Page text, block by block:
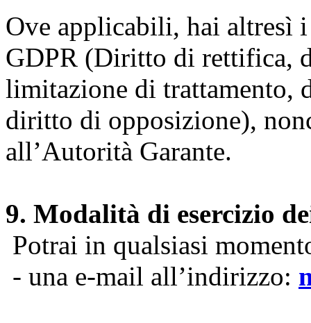
Ove applicabili, hai
GDPR (Diritto di rettifica,
limitazione di trattamento,
diritto di opposizione),
all’Autorità Garante.
9. Modalità di esercizio
Potrai in qualsiasi
- una e-mail all’indirizzo: